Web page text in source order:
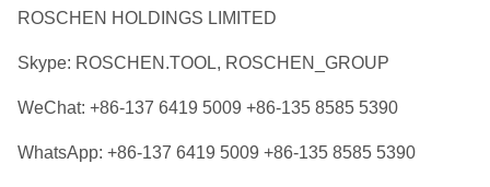
ROSCHEN HOLDINGS LIMITED
Skype: ROSCHEN.TOOL, ROSCHEN_GROUP
WeChat: +86-137 6419 5009 +86-135 8585 5390
WhatsApp: +86-137 6419 5009 +86-135 8585 5390